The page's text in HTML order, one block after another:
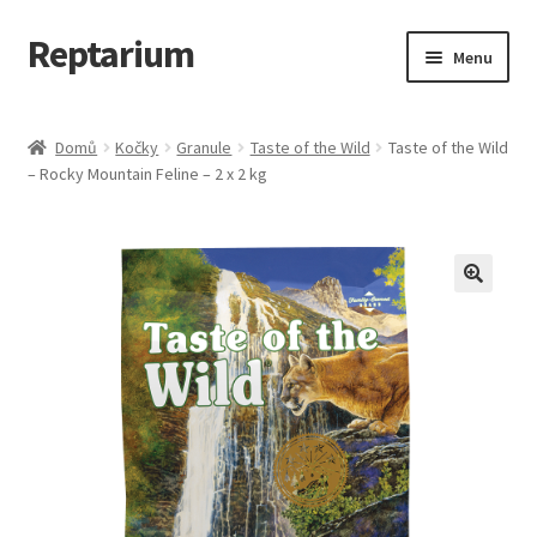
Přeskočit
na
Přejít
k
webu
Reptarium Menu
Košík
Malá zvířata — Klece, krmivo, vybavení
Vše pro kočky
Domů Kočky Granule Taste of the Wild
Taste of the Wild
– Rocky Mountain Feline – 2 x 2 kg